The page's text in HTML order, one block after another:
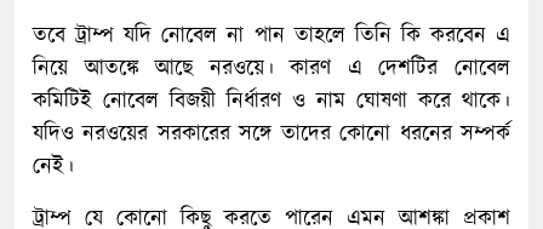
তবে ট্রাম্প যদি নোবেল না পান তাহলে তিনি কি করবেন এ
নিয়ে আতঙ্কে আছে নরওয়ে। কারণ এ দেশটির নোবেল
কমিটিই নোবেল বিজয়ী নির্ধারণ ও নাম ঘোষণা করে থাকে।
যদিও নরওয়ের সরকারের সঙ্গে তাদের কোনো ধরনের সম্পর্ক
নেই।
ট্রাম্প যে কোনো কিছু করতে পারেন এমন আশঙ্কা প্রকাশ